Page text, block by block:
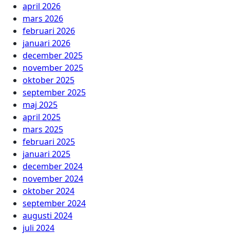
april 2026
mars 2026
februari 2026
januari 2026
december 2025
november 2025
oktober 2025
september 2025
maj 2025
april 2025
mars 2025
februari 2025
januari 2025
december 2024
november 2024
oktober 2024
september 2024
augusti 2024
juli 2024